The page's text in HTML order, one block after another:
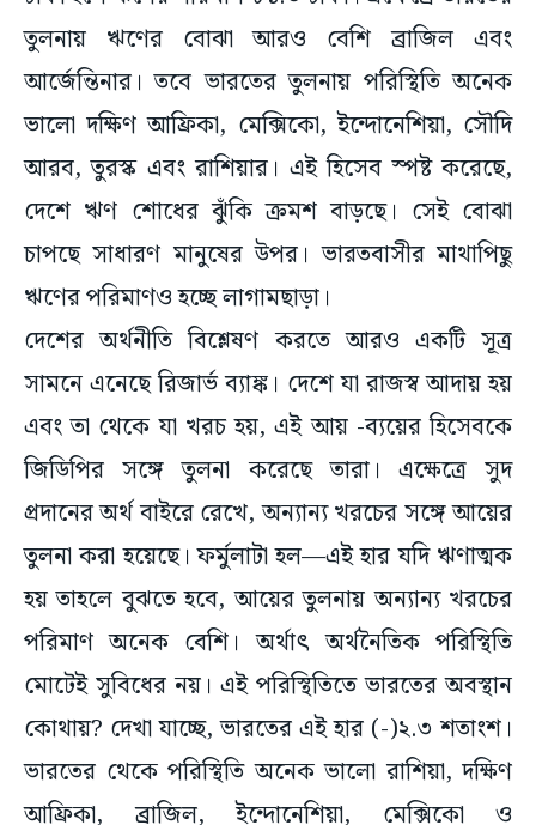
তুলনায় ঋণের বোঝা আরও বেশি ব্রাজিল এবং
আর্জেন্তিনার। তবে ভারতের তুলনায় পরিস্থিতি অনেক
ভালো দক্ষিণ আফ্রিকা, মেক্সিকো, ইন্দোনেশিয়া, সৌদি
আরব, তুরস্ক এবং রাশিয়ার। এই হিসেব স্পষ্ট করেছে,
দেশে ঋণ শোধের ঝুঁকি ক্রমশ বাড়ছে। সেই বোঝা
চাপছে সাধারণ মানুষের উপর। ভারতবাসীর মাথাপিছু
ঋণের পরিমাণও হচ্ছে লাগামছাড়া।
দেশের অর্থনীতি বিশ্লেষণ করতে আরও একটি সূত্র
সামনে এনেছে রিজার্ভ ব্যাঙ্ক। দেশে যা রাজস্ব আদায় হয়
এবং তা থেকে যা খরচ হয়, এই আয় -ব্যয়ের হিসেবকে
জিডিপির সঙ্গে তুলনা করেছে তারা। এক্ষেত্রে সুদ
প্রদানের অর্থ বাইরে রেখে, অন্যান্য খরচের সঙ্গে আয়ের
তুলনা করা হয়েছে। ফর্মুলাটা হল—এই হার যদি ঋণাত্মক
হয় তাহলে বুঝতে হবে, আয়ের তুলনায় অন্যান্য খরচের
পরিমাণ অনেক বেশি। অর্থাৎ অর্থনৈতিক পরিস্থিতি
মোটেই সুবিধের নয়। এই পরিস্থিতিতে ভারতের অবস্থান
কোথায়? দেখা যাচ্ছে, ভারতের এই হার (-)২.৩ শতাংশ।
ভারতের থেকে পরিস্থিতি অনেক ভালো রাশিয়া, দক্ষিণ
আফ্রিকা, ব্রাজিল, ইন্দোনেশিয়া, মেক্সিকো ও